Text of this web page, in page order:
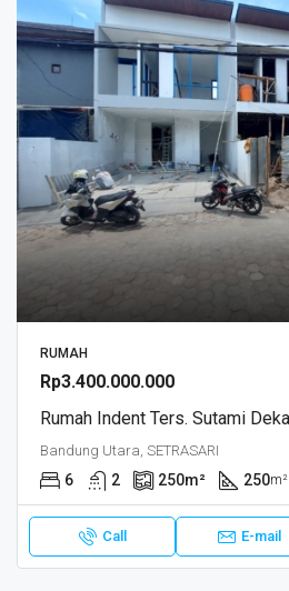
RUMAH
Rp3.400.000.000
Bandung Utara, SETRASARI
6 2 250m² 250m²
Call E-mail